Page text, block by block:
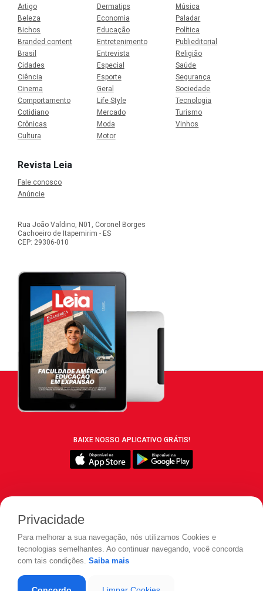
Artigo
Beleza
Bichos
Branded content
Brasil
Cidades
Ciência
Cinema
Comportamento
Cotidiano
Crônicas
Cultura
Dermatips
Economia
Educação
Entretenimento
Entrevista
Especial
Esporte
Geral
Life Style
Mercado
Moda
Motor
Música
Paladar
Política
Publieditorial
Religião
Saúde
Segurança
Sociedade
Tecnologia
Turismo
Vinhos
Revista Leia
Fale conosco
Anúncie
Rua João Valdino, N01, Coronel Borges
Cachoeiro de Itapemirim - ES
CEP: 29306-010
BAIXE NOSSO APLICATIVO GRÁTIS!
Privacidade
Para melhorar a sua navegação, nós utilizamos Cookies e
tecnologias semelhantes. Ao continuar navegando, você concorda
com tais condições. Saiba mais